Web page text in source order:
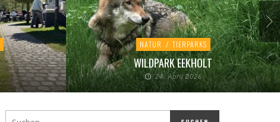
NATUR / TIERPARKS
WILDPARK EEKHOLT
24. April 2026